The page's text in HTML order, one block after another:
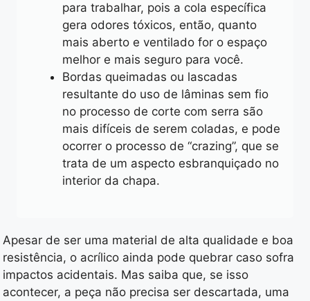
para trabalhar, pois a cola específica
gera odores tóxicos, então, quanto
mais aberto e ventilado for o espaço
melhor e mais seguro para você.
Bordas queimadas ou lascadas
resultante do uso de lâminas sem fio
no processo de corte com serra são
mais difíceis de serem coladas, e pode
ocorrer o processo de “crazing”, que se
trata de um aspecto esbranquiçado no
interior da chapa.
Apesar de ser uma material de alta qualidade e boa
resistência, o acrílico ainda pode quebrar caso sofra
impactos acidentais. Mas saiba que, se isso
acontecer, a peça não precisa ser descartada, uma